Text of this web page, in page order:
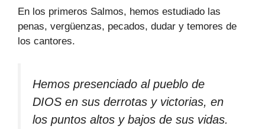
En los primeros Salmos, hemos estudiado las
penas, vergüenzas, pecados, dudar y temores de
los cantores.
Hemos presenciado al pueblo de
DIOS en sus derrotas y victorias, en
los puntos altos y bajos de sus vidas.